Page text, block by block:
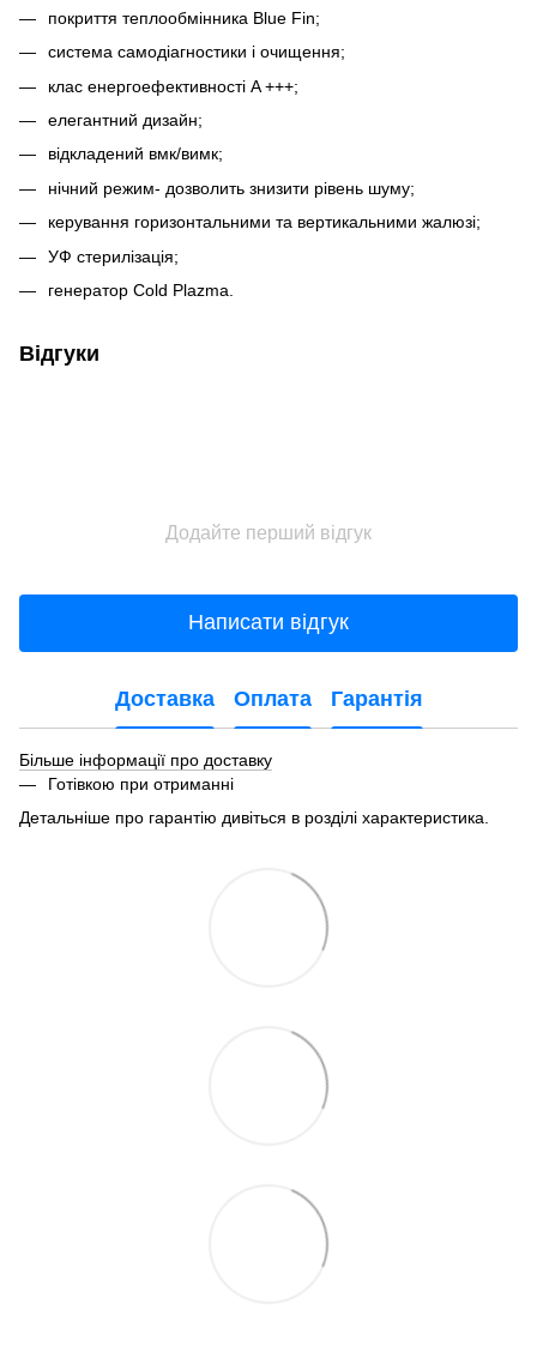
покриття теплообмінника Blue Fin;
система самодіагностики і очищення;
клас енергоефективності A +++;
елегантний дизайн;
відкладений вмк/вимк;
нічний режим- дозволить знизити рівень шуму;
керування горизонтальними та вертикальними жалюзі;
УФ стерилізація;
генератор Cold Plazma.
Відгуки
Додайте перший відгук
Написати відгук
Доставка Оплата Гарантія
Більше інформації про доставку
Готівкою при отриманні
Детальніше про гарантію дивіться в розділі характеристика.